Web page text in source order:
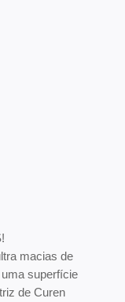
macias de
superfície
de Curen